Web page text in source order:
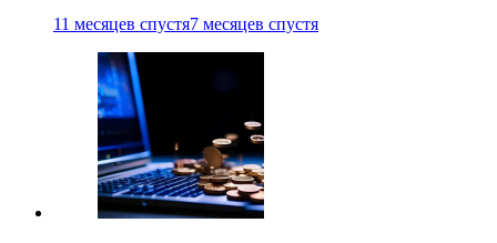
11 месяцев спустя7 месяцев спустя